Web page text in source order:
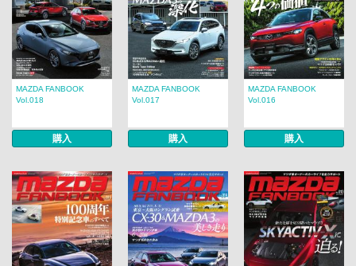
MAZDA FANBOOK
Vol.018
購入
MAZDA FANBOOK
Vol.017
購入
MAZDA FANBOOK
Vol.016
購入